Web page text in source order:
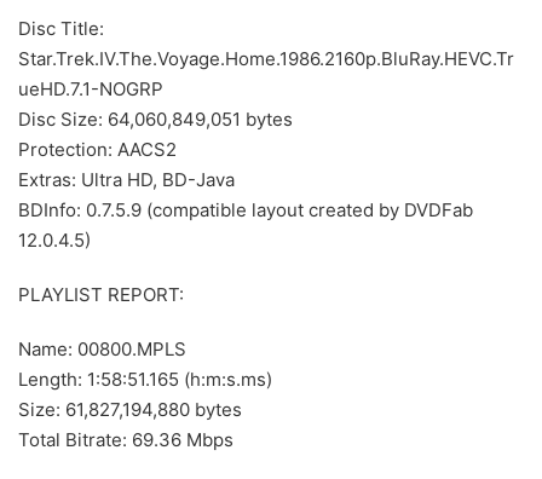
Disc Title:
Star.Trek.IV.The.Voyage.Home.1986.2160p.BluRay.HEVC.Tr
ueHD.7.1-NOGRP
Disc Size: 64,060,849,051 bytes
Protection: AACS2
Extras: Ultra HD, BD-Java
BDInfo: 0.7.5.9 (compatible layout created by DVDFab
12.0.4.5)
PLAYLIST REPORT:
Name: 00800.MPLS
Length: 1:58:51.165 (h:m:s.ms)
Size: 61,827,194,880 bytes
Total Bitrate: 69.36 Mbps